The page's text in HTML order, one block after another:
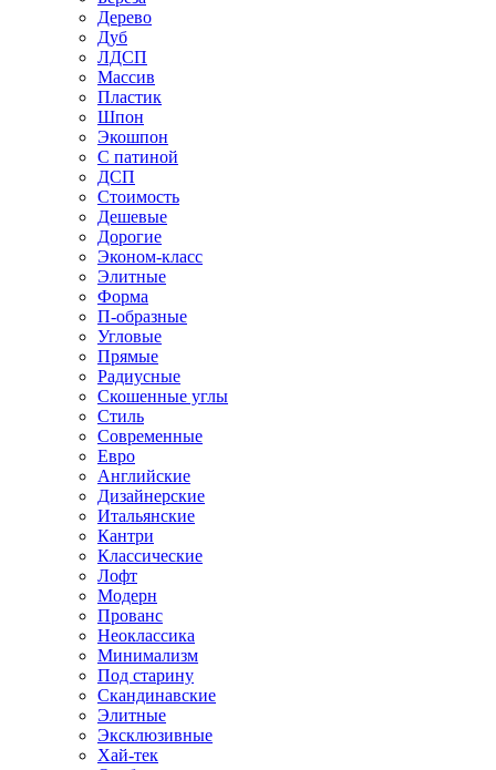
Дерево
Дуб
ЛДСП
Массив
Пластик
Шпон
Экошпон
С патиной
ДСП
Стоимость
Дешевые
Дорогие
Эконом-класс
Элитные
Форма
П-образные
Угловые
Прямые
Радиусные
Скошенные углы
Стиль
Современные
Евро
Английские
Дизайнерские
Итальянские
Кантри
Классические
Лофт
Модерн
Прованс
Неоклассика
Минимализм
Под старину
Скандинавские
Элитные
Эксклюзивные
Хай-тек